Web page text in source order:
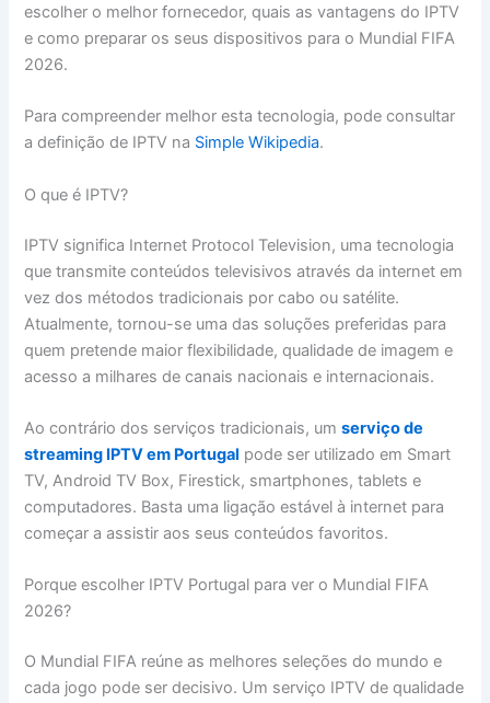
escolher o melhor fornecedor, quais as vantagens do IPTV
e como preparar os seus dispositivos para o Mundial FIFA
2026.
Para compreender melhor esta tecnologia, pode consultar
a definição de IPTV na Simple Wikipedia.
O que é IPTV?
IPTV significa Internet Protocol Television, uma tecnologia
que transmite conteúdos televisivos através da internet em
vez dos métodos tradicionais por cabo ou satélite.
Atualmente, tornou-se uma das soluções preferidas para
quem pretende maior flexibilidade, qualidade de imagem e
acesso a milhares de canais nacionais e internacionais.
Ao contrário dos serviços tradicionais, umserviço de
streaming IPTV em Portugal pode ser utilizado em Smart
TV, Android TV Box, Firestick, smartphones, tablets e
computadores. Basta uma ligação estável à internet para
começar a assistir aos seus conteúdos favoritos.
Porque escolher IPTV Portugal para ver o Mundial FIFA
2026?
O Mundial FIFA reúne as melhores seleções do mundo e
cada jogo pode ser decisivo. Um serviço IPTV de qualidade